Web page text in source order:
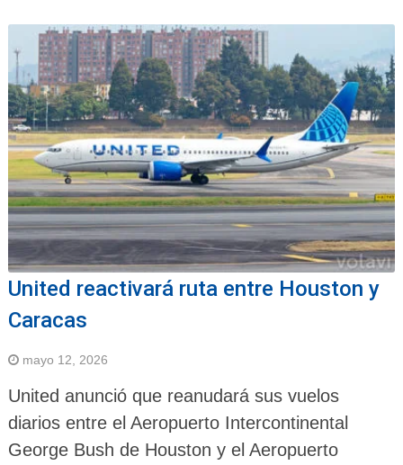
United reactivará ruta entre Houston y
Caracas
mayo 12, 2026
United anunció que reanudará sus vuelos
diarios entre el Aeropuerto Intercontinental
George Bush de Houston y el Aeropuerto